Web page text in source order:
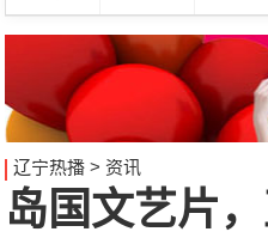
辽宁热播> 资讯
岛国文艺片